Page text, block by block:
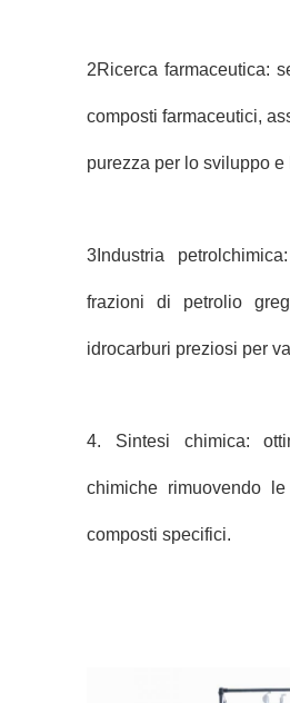
2Ricerca farmaceutica:
composti farmaceutici,
purezza per lo sviluppo
3Industria
frazioni di petrolio
idrocarburi preziosi per
4. Sintesi chimica:
chimiche rimuovendo
composti specifici.